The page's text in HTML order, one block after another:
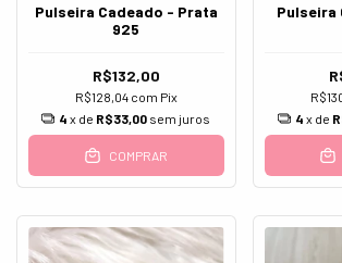
Pulseira Cadeado - Prata
925
R$132,00
R$128,04 com Pix
4 x de R$33,00 sem juros
COMPRAR
Pulseira
4 x de